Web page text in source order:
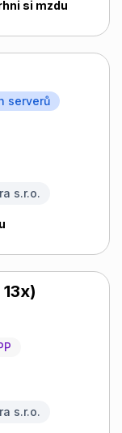
si mzdu
serverů
s.r.o.
s.r.o.